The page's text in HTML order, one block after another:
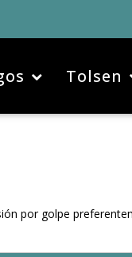
Tolsen
por golpe